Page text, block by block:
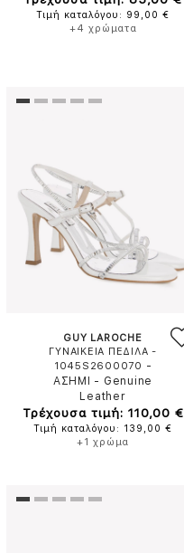
Τιμή καταλόγου: 99,00 €
+4 χρώματα
GUY LAROCHE
ΓΥΝΑΙΚΕΙΑ ΠΕΔΙΛΑ -
1045S2600070 -
ΑΣΗΜΙ
- Genuine
Leather
Τρέχουσα τιμή: 110,00 €
Τιμή καταλόγου: 139,00 €
+1 χρώμα